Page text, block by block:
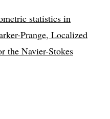
statistics in
Prange, Localized
the Navier-Stokes